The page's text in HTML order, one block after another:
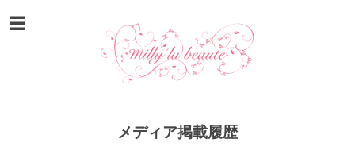
メディア掲載履歴